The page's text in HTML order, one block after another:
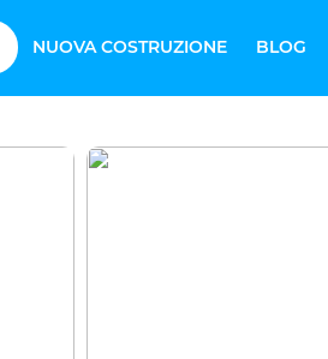
NUOVA COSTRUZIONE BLOG